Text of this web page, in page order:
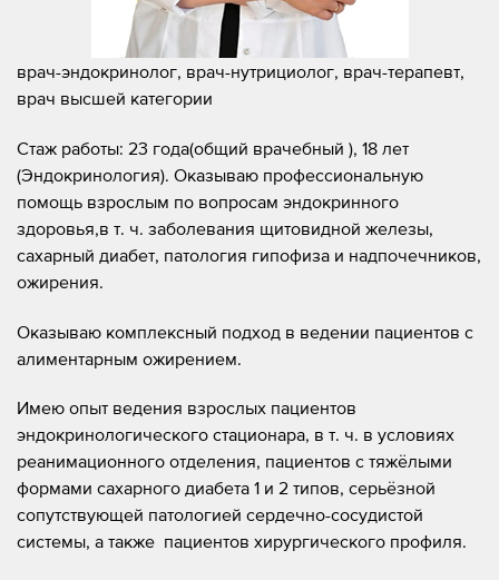
врач-эндокринолог, врач-нутрициолог, врач-терапевт,
врач высшей категории
Стаж работы: 23 года(общий врачебный ), 18 лет
(Эндокринология). Оказываю профессиональную
помощь взрослым по вопросам эндокринного
здоровья,в т. ч. заболевания щитовидной железы,
сахарный диабет, патология гипофиза и надпочечников,
ожирения.
Оказываю комплексный подход в ведении пациентов с
алиментарным ожирением.
Имею опыт ведения взрослых пациентов
эндокринологического стационара, в т. ч. в условиях
реанимационного отделения, пациентов с тяжёлыми
формами сахарного диабета 1 и 2 типов, серьёзной
сопутствующей патологией сердечно-сосудистой
системы, а также пациентов хирургического профиля.